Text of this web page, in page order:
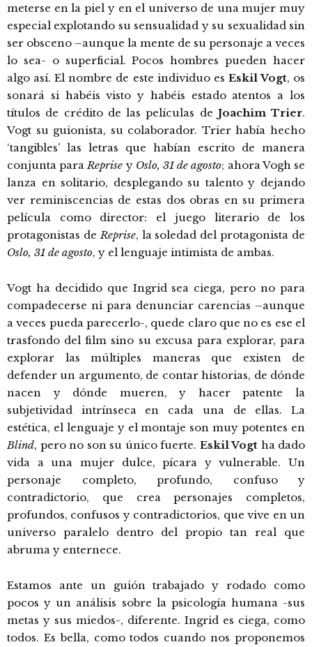
meterse en la piel y en el universo de una mujer muy
especial explotando su sensualidad y su sexualidad sin
ser obsceno –aunque la mente de su personaje a veces
lo sea- o superficial. Pocos hombres pueden hacer
algo así. El nombre de este individuo es Eskil Vogt, os
sonará si habéis visto y habéis estado atentos a los
títulos de crédito de las películas de Joachim Trier.
Vogt su guionista, su colaborador. Trier había hecho
‘tangibles’ las letras que habían escrito de manera
conjunta paraReprise y Oslo, 31 de agosto; ahora Vogh se
lanza en solitario, desplegando su talento y dejando
ver reminiscencias de estas dos obras en su primera
película como director: el juego literario de los
protagonistas deReprise, la soledad del protagonista de
Oslo, 31 de agosto, y el lenguaje intimista de ambas.
Vogt ha decidido que Ingrid sea ciega, pero no para
compadecerse ni para denunciar carencias –aunque
a veces pueda parecerlo-, quede claro que no es ese el
trasfondo del film sino su excusa para explorar, para
explorar las múltiples maneras que existen de
defender un argumento, de contar historias, de dónde
nacen y dónde mueren, y hacer patente la
subjetividad intrínseca en cada una de ellas. La
estética, el lenguaje y el montaje son muy potentes en
Blind, pero no son su único fuerte. Eskil Vogt ha dado
vida a una mujer dulce, pícara y vulnerable. Un
personaje completo, profundo, confuso y
contradictorio, que crea personajes completos,
profundos, confusos y contradictorios, que vive en un
universo paralelo dentro del propio tan real que
abruma y enternece.
Estamos ante un guión trabajado y rodado como
pocos y un análisis sobre la psicología humana -sus
metas y sus miedos-, diferente. Ingrid es ciega, como
todos. Es bella, como todos cuando nos proponemos